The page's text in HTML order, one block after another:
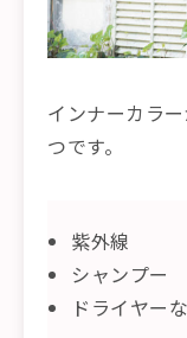
インナーカラ
つです。
紫外線
シャンプー
ドライヤー